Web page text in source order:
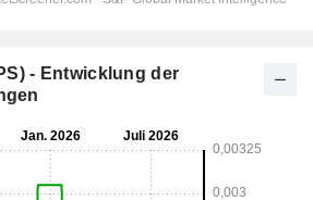
- Entwicklung der